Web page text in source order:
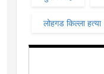
लोहगड किल्ला हत्या